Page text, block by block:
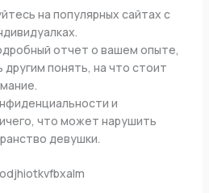
на популярных сайтах с
отчет о вашем опыте,
понять, на что стоит
и
что может нарушить
девушки.